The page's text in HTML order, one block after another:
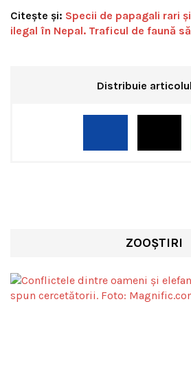
Citește și: Specii de papagali rari
ilegal în Nepal. Traficul de faună
Distribuie
ZOOȘTIRI